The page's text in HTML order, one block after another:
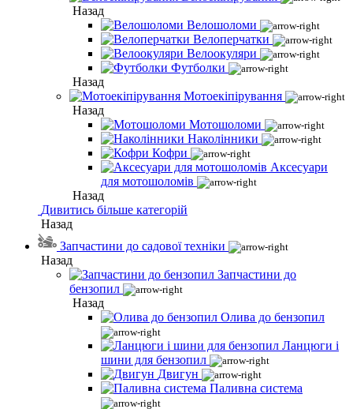
Назад
Велошоломи
Велоперчатки
Велоокуляри
Футболки
Назад
Мотоекіпірування
Назад
Мотошоломи
Наколінники
Кофри
Аксесуари
для мотошоломів
Назад
Дивитись більше категорій
Назад
Запчастини до садової техніки
Назад
Запчастини до
бензопил
Назад
Олива до бензопил
Ланцюги і
шини для бензопил
Двигун
Паливна система